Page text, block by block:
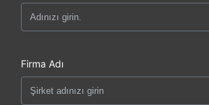
Firma Adı